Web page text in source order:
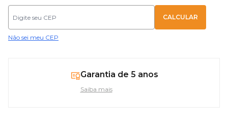
Não sei meu CEP
Garantia de 5 anos
Saiba mais